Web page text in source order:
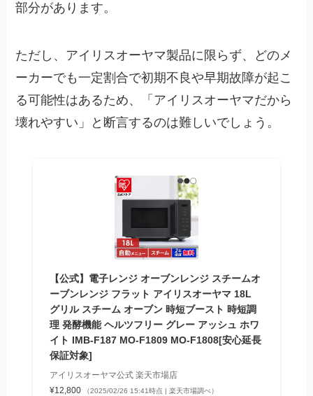
部分があります。
ただし、アイリスオーヤマ製品に限らず、どのメ
ーカーでも一定割合で初期不良や早期故障が起こ
る可能性はあるため、「アイリスオーヤマだから
壊れやすい」と断言するのは難しいでしょう。
【公式】電子レンジ オーブンレンジ スチームオ
ーブンレンジ フラット アイリスオーヤマ 18L
グリル スチーム オーブン 時短ブースト 時短調
理 発酵機能 ヘルツフリー グレー アッシュ ホワ
イト IMB-F187 MO-F1809 MO-F1808[安心延長
保証対象]
アイリスオーヤマ公式 楽天市場店
¥12,800
（2025/02/26 15:41時点 | 楽天市場調べ）